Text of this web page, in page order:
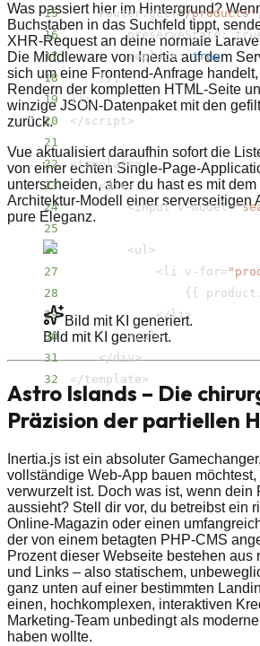
15
    router.get
('/​products'
16
17
        replace:
true
18
});
19
});
20
< /​script>
21
22
<template>
23
<div>
24
<input v-model=
25
26
<ul>
27
< li v-for=
28
{ {
29
</​li>
30
</​ul>
31
</​div>
32
< /​template>
Was passiert hier im Hintergrund?
Buchstaben in das Suchfeld tippt,
XHR-Request an deine normale
Die Middleware von Inertia auf dem
sich um eine Frontend-Anfrage
Rendern der kompletten HTML-Seite
winzige JSON-Datenpaket mit den
zurück.
Vue aktualisiert daraufhin sofort die
von einer echten Single-Page-
unterscheiden, aber du hast es mit
Architektur-Modell einer serverseitigen
pure Eleganz.
Bild mit KI generiert.
Bild mit KI generiert.
Astro Islands – Die
Präzision der partiellen
Inertia.js ist ein absoluter
vollständige Web-App bauen möchtest,
verwurzelt ist. Doch was ist, wenn dein
aussieht? Stell dir vor, du betreibst ein
Online-Magazin oder einen
der von einem betagten PHP-CMS
Prozent dieser Webseite bestehen aus
und Links – also statischem,
ganz unten auf einer bestimmten
einen, hochkomplexen, interaktiven
Marketing-Team unbedingt als
haben wollte.